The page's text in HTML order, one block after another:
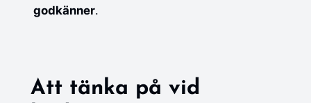
godkänner.
Att tänka på vid